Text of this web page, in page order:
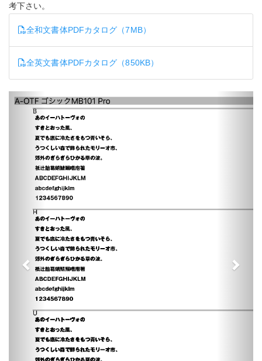
考下さい。
全和文書体PDFカタログ（7MB）
全英文書体PDFカタログ（850KB）